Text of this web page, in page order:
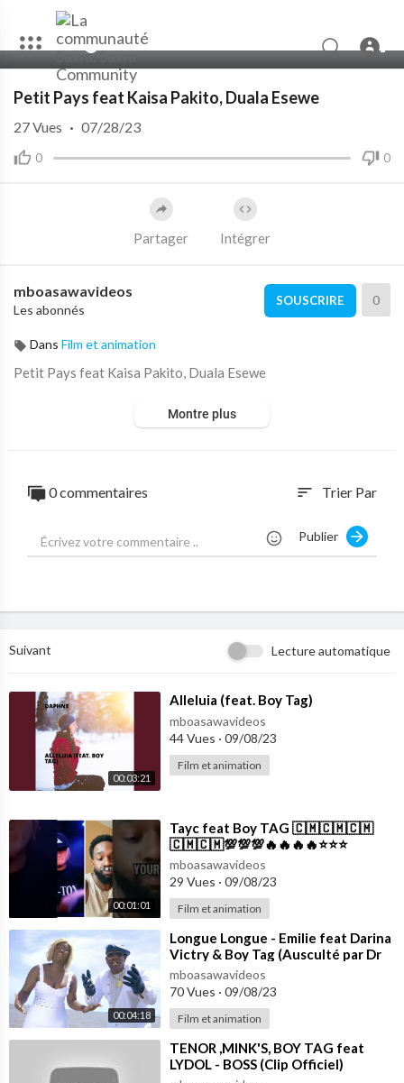
00:00 04:02
Petit Pays feat Kaisa Pakito, Duala Esewe
0 0
27Vues · 07/28/23
Partager Intégrer
mboasawavideos
Les abonnés
SOUSCRIRE 0
Dans Film et animation
Petit Pays feat Kaisa Pakito, Duala Esewe
Montre plus
0 commentaires sort Trier Par
Publier
Suivant Lecture automatique
00:03:21
⁣Alleluia (feat. Boy Tag)
mboasawavideos
44 Vues · 09/08/23
Film et animation
00:01:01
⁣Tayc feat Boy TAG 🇨🇲🇨🇲🇨🇲
🇨🇲🇨🇲💯💯💯🔥🔥🔥🔥⭐⭐⭐
mboasawavideos
29 Vues · 09/08/23
Film et animation
00:04:18
⁣Longue Longue - Emilie feat Darina
Victry & Boy Tag (Ausculté par Dr
Dugon)
mboasawavideos
70 Vues · 09/08/23
Film et animation
⁣TENOR ,MINK'S, BOY TAG feat
LYDOL - BOSS (Clip Officiel)